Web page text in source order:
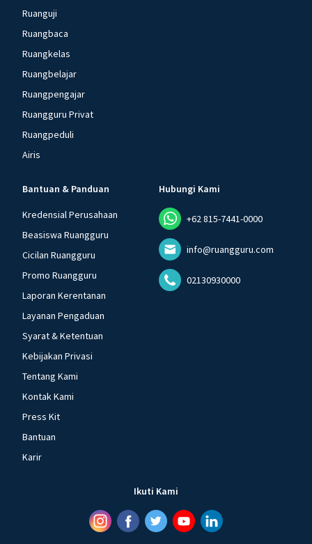
Ruanguji
Ruangbaca
Ruangkelas
Ruangbelajar
Ruangpengajar
Ruangguru Privat
Ruangpeduli
Airis
Bantuan & Panduan
Kredensial Perusahaan
Beasiswa Ruangguru
Cicilan Ruangguru
Promo Ruangguru
Laporan Kerentanan
Layanan Pengaduan
Syarat & Ketentuan
Kebijakan Privasi
Tentang Kami
Kontak Kami
Press Kit
Bantuan
Karir
Hubungi Kami
+62 815-7441-0000
info@ruangguru.com
02130930000
Ikuti Kami